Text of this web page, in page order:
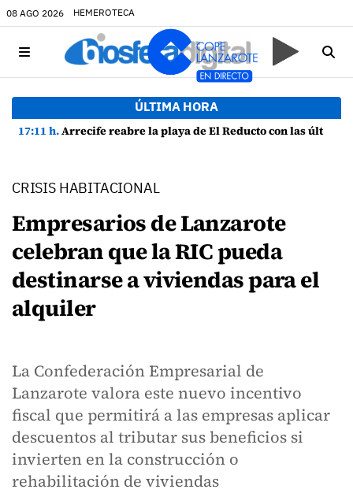
08 AGO 2026 HEMEROTECA
ÚLTIMA HORA
17:11 h.Arrecife reabre la playa de El Reducto con las últimas analíticas mostrando "una buena calidad de las aguas para el baño"
CRISIS HABITACIONAL
Empresarios de Lanzarote
celebran que la RIC pueda
destinarse a viviendas para el
alquiler
La Confederación Empresarial de
Lanzarote valora este nuevo incentivo
fiscal que permitirá a las empresas aplicar
descuentos al tributar sus beneficios si
invierten en la construcción o
rehabilitación de viviendas